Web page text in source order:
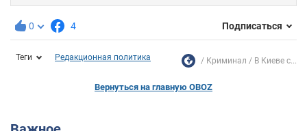
0 4 Подписаться
Теги Редакционная политика Криминал В Киеве с...
Вернуться на главную OBOZ